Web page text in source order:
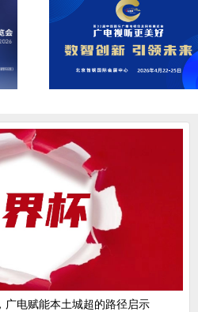
广电赋能本土城超的路径启示